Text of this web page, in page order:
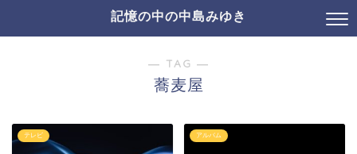
記憶の中の中島みゆき
― TAG ―
蕎麦屋
テレビ アルバム